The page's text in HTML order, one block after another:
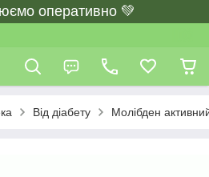
оперативно 💚
Від діабету Молібден